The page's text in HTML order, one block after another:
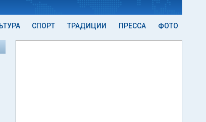
СПОРТ ТРАДИЦИИ ПРЕССА ФОТО